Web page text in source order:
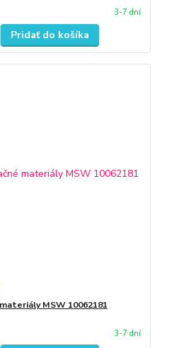
3-7 dní
Pridať do košíka
MSW 10062181
3-7 dní